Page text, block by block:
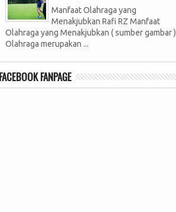
Manfaat Olahraga yang
Menakjubkan Rafi RZ Manfaat
Olahraga yang Menakjubkan ( sumber gambar )
Olahraga merupakan ...
FACEBOOK FANPAGE